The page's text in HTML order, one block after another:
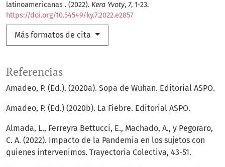
latinoamericanas . (2022). Kera Yvoty, 7, 1-23.
https://doi.org/10.54549/ky.7.2022.e2857
Más formatos de cita
Referencias
Amadeo, P. (Ed.). (2020a). Sopa de Wuhan. Editorial ASPO.
Amadeo, P. (Ed.) (2020b). La Fiebre. Editorial ASPO.
Almada, L., Ferreyra Bettucci, E., Machado, A., y Pegoraro,
C. A. (2022). Impacto de la Pandemia en los sujetos con
quienes intervenimos. Trayectoria Colectiva, 43-51.